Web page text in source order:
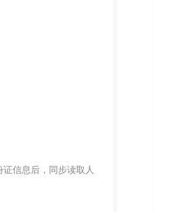
信息后，同步读取人